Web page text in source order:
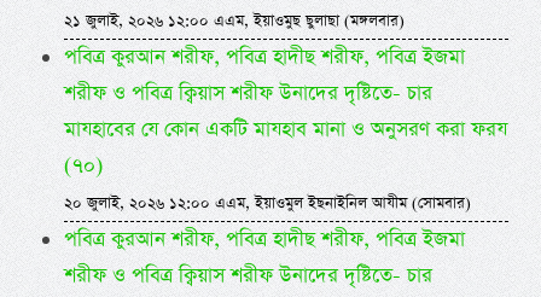
২১ জুলাই, ২০২৬ ১২:০০ এএম, ইয়াওমুছ ছুলাছা (মঙ্গলবার)
পবিত্র কুরআন শরীফ, পবিত্র হাদীছ শরীফ, পবিত্র ইজমা
শরীফ ও পবিত্র ক্বিয়াস শরীফ উনাদের দৃষ্টিতে- চার
মাযহাবের যে কোন একটি মাযহাব মানা ও অনুসরণ করা ফরয
(৭০)
২০ জুলাই, ২০২৬ ১২:০০ এএম, ইয়াওমুল ইছনাইনিল আযীম (সোমবার)
পবিত্র কুরআন শরীফ, পবিত্র হাদীছ শরীফ, পবিত্র ইজমা
শরীফ ও পবিত্র ক্বিয়াস শরীফ উনাদের দৃষ্টিতে- চার